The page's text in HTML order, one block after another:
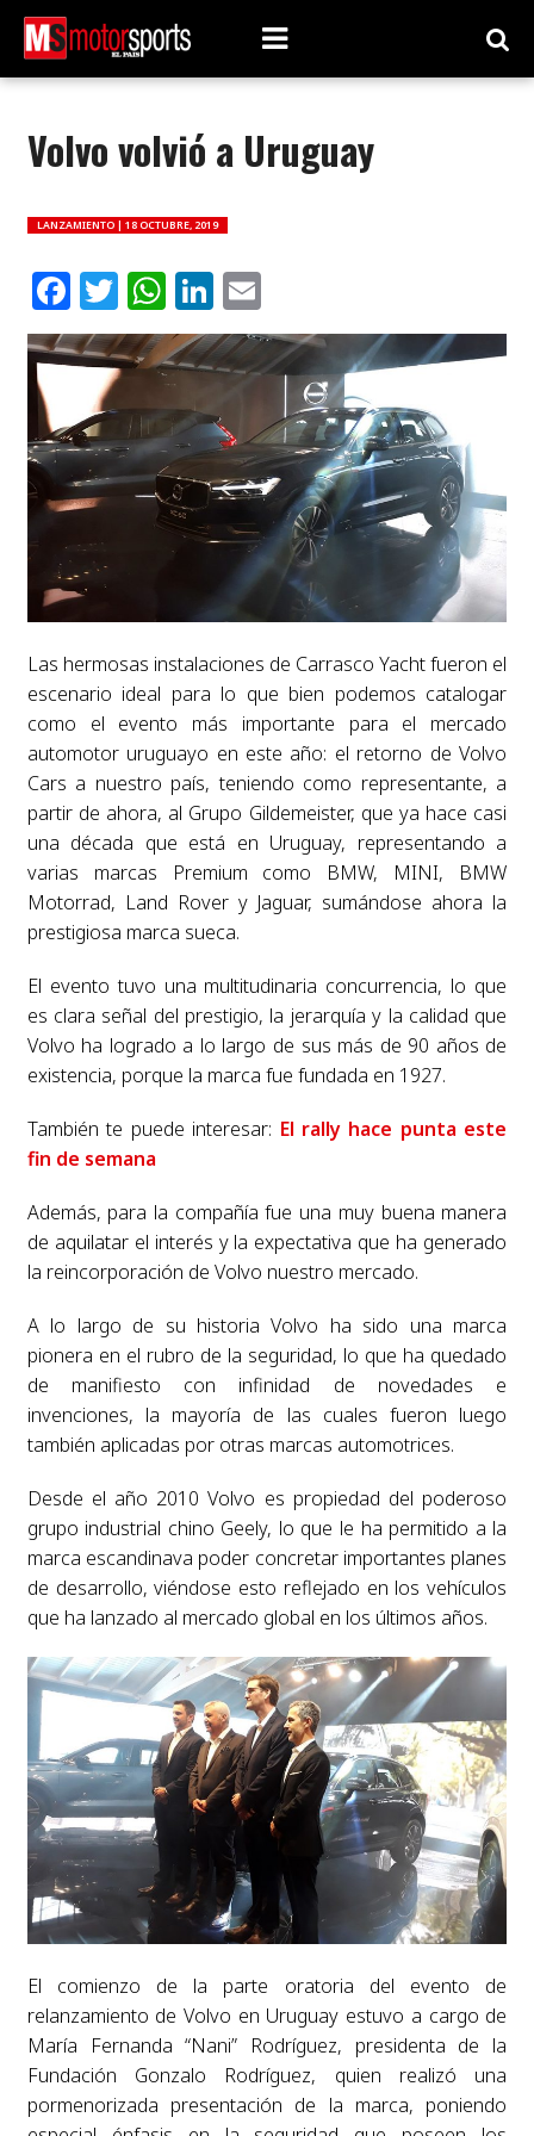
Volvo volvió a Uruguay
LANZAMIENTO | 18 OCTUBRE, 2019
Facebook
Twitter
WhatsApp
LinkedIn
Email
Las hermosas instalaciones de Carrasco Yacht fueron el
escenario ideal para lo que bien podemos catalogar
como el evento más importante para el mercado
automotor uruguayo en este año: el retorno de Volvo
Cars a nuestro país, teniendo como representante, a
partir de ahora, al Grupo Gildemeister, que ya hace casi
una década que está en Uruguay, representando a
varias marcas Premium como BMW, MINI, BMW
Motorrad, Land Rover y Jaguar, sumándose ahora la
prestigiosa marca sueca.
El evento tuvo una multitudinaria concurrencia, lo que
es clara señal del prestigio, la jerarquía y la calidad que
Volvo ha logrado a lo largo de sus más de 90 años de
existencia, porque la marca fue fundada en 1927.
También te puede interesar: El rally hace punta este
fin de semana
Además, para la compañía fue una muy buena manera
de aquilatar el interés y la expectativa que ha generado
la reincorporación de Volvo nuestro mercado.
A lo largo de su historia Volvo ha sido una marca
pionera en el rubro de la seguridad, lo que ha quedado
de manifiesto con infinidad de novedades e
invenciones, la mayoría de las cuales fueron luego
también aplicadas por otras marcas automotrices.
Desde el año 2010 Volvo es propiedad del poderoso
grupo industrial chino Geely, lo que le ha permitido a la
marca escandinava poder concretar importantes planes
de desarrollo, viéndose esto reflejado en los vehículos
que ha lanzado al mercado global en los últimos años.
El comienzo de la parte oratoria del evento de
relanzamiento de Volvo en Uruguay estuvo a cargo de
María Fernanda “Nani” Rodríguez, presidenta de la
Fundación Gonzalo Rodríguez, quien realizó una
pormenorizada presentación de la marca, poniendo